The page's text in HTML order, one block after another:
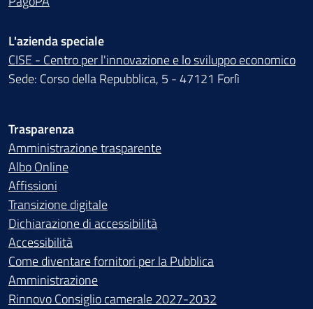
L'azienda speciale
CISE - Centro per l'innovazione e lo sviluppo economico
Sede: Corso della Repubblica, 5 - 47121 Forlì
Trasparenza
Amministrazione trasparente
Albo Online
Affissioni
Transizione digitale
Dichiarazione di accessibilità
Accessibilità
Come diventare fornitori per la Pubblica
Amministrazione
Rinnovo Consiglio camerale 2027-2032